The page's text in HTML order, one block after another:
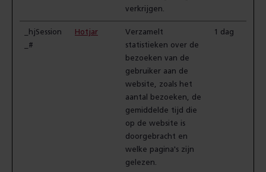
verkrijgen.
_hjSession
_#
Hotjar
Verzamelt
statistieken over de
bezoeken van de
gebruiker aan de
website, zoals het
aantal bezoeken, de
gemiddelde tijd die
op de website is
doorgebracht en
welke pagina's zijn
gelezen.
1 dag